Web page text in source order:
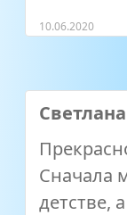
10.06.2020
Светлана
Сначала
детстве,